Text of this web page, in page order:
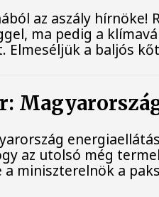
az aszály hírnöke!
ma pedig a
Elmeséljük a baljós
az utolsó még
a miniszterelnök a